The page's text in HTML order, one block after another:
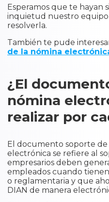
Esperamos que te hayan
inquietud nuestro equipo
resolverla.
También te pude
de la nómina
¿El
nómina
realizar por
El documento soporte
electrónica se refiere al
empresarios deben
empleados cuando
o reglamentaria y que
DIAN de manera